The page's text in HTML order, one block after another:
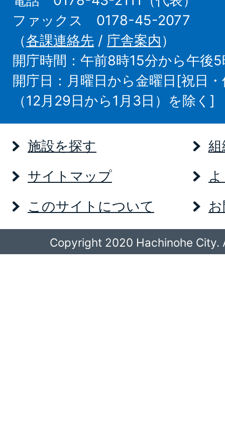
ファックス 0178-45-2077
（各課連絡先 / 庁舎案内）
開庁時間：午前8時15分から午後5
開庁日：月曜日から金曜日[祝日
（12月29日から1月3日）を除く]
施設を探す
サイトマップ
このサイトについて
Copyright 2020 Hachinohe City.